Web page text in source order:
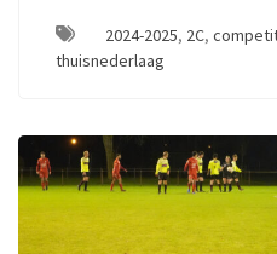
2024-2025, 2C,
thuisnederlaag